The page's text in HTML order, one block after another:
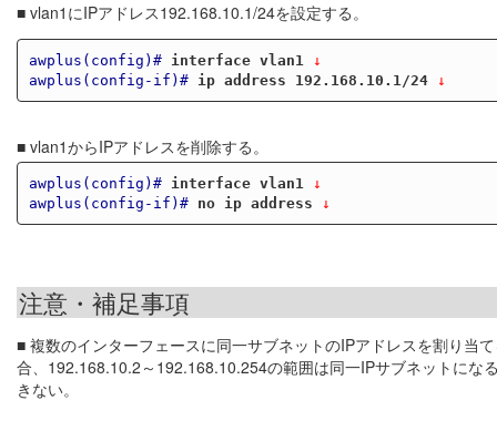
■ vlan1にIPアドレス192.168.10.1/24を設定する。
awplus(config)# interface vlan1
↓
awplus(config-if)#
ip address 192.168.10.1/24 ↓
■ vlan1からIPアドレスを削除する。
awplus(config)# interface vlan1
↓
awplus(config-if)#
no ip address ↓
注意・補足事項
■ 複数のインターフェースに同一サブネットのIPアドレスを割り当
合、192.168.10.2～192.168.10.254の範囲は同一IPサブネットにな
きない。